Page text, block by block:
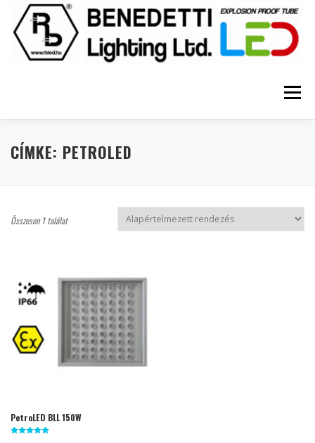
tartalomhoz
Menü
FŐOLDAL RÓLUNK
CÍMKE: PETROLED
Összesen 1 találat
PetroLED BLL 150W